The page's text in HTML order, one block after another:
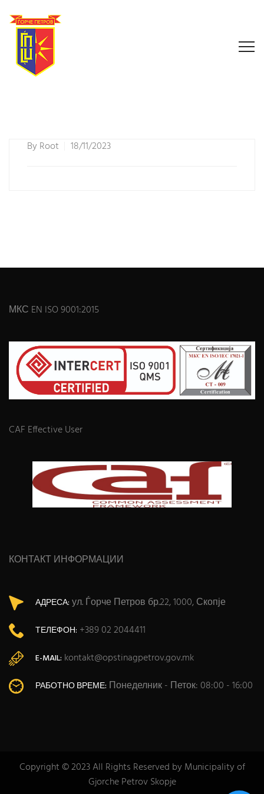
ByRoot 18/11/2023
МКС EN ISO 9001:2015
CAF Effective User
КОНТАКТ ИНФОРМАЦИИ
АДРЕСА: ул. Ѓорче Петров бр.22, 1000, Скопје
ТЕЛЕФОН: +389 02 2044411
E-MAIL: kontakt@opstinagpetrov.gov.mk
РАБОТНО ВРЕМЕ: Понеделник - Петок: 08:00 - 16:00
Copyright © 2023 All Rights Reserved by Municipality of
Gjorche Petrov Skopje